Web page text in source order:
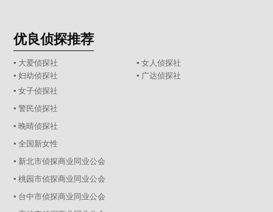
优良侦探推荐
▪ 大爱侦探社
▪ 女人侦探社
▪ 妇幼侦探社
▪ 广达侦探社
▪ 女子侦探社
▪ 警民侦探社
▪ 晚晴侦探社
▪ 全国新女性
▪ 新北市侦探商业同业公会
▪ 桃园市侦探商业同业公会
▪ 台中市侦探商业同业公会